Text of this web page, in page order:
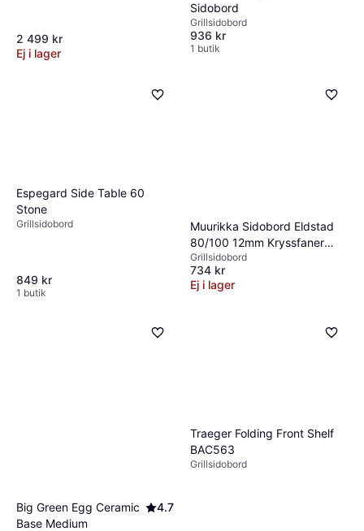
2 499 kr
Ej i lager
Sidobord
Grillsidobord
936 kr
1 butik
Espegard Side Table 60
Stone
Grillsidobord
849 kr
1 butik
Muurikka Sidobord Eldstad
80/100 12mm Kryssfaner
Nötbrun
Grillsidobord
734 kr
Ej i lager
Big Green Egg Ceramic
Base Medium
4.7
Traeger Folding Front Shelf
BAC563
Grillsidobord